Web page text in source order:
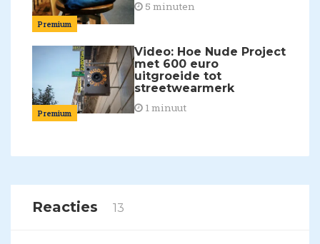
Premium
5 minuten
Premium
Video: Hoe Nude Project
met 600 euro
uitgroeide tot
streetwearmerk
1 minuut
Reacties 13